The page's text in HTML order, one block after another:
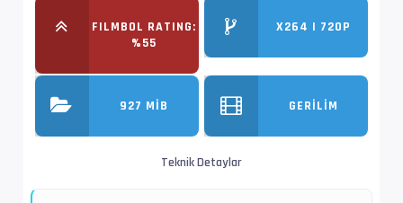
FILMBOL RATING:
%55
X264 | 720P
927 MIB GERILIM
Teknik Detaylar